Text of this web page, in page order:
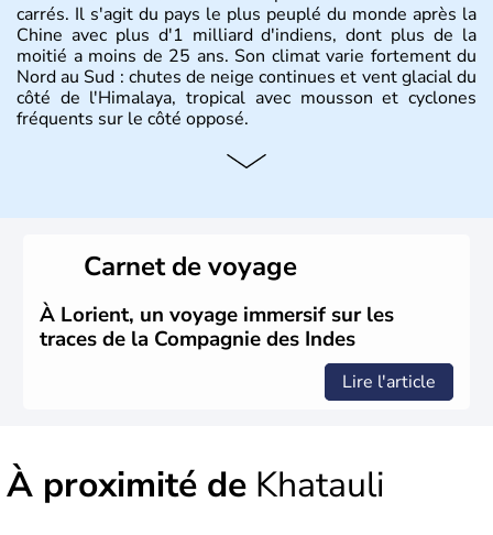
carrés. Il s'agit du pays le plus peuplé du monde après la
Chine avec plus d'1 milliard d'indiens, dont plus de la
moitié a moins de 25 ans. Son climat varie fortement du
Nord au Sud : chutes de neige continues et vent glacial du
côté de l'Himalaya, tropical avec mousson et cyclones
fréquents sur le côté opposé.
Histoire et administration
siècle, l'Inde reste sous la domination de l'empire
britannique jusqu'à l'obtention de son indépendance en
1947. Le Taj Mahal, mausolée construit par un empereur
en l'honneur de son épouse, a été édifié dans les années
1640 et est aujourd'hui considéré comme l'une des 7
Carnet de voyage
À Lorient, un voyage immersif sur les
traces de la Compagnie des Indes
Lire l'article
À proximité de Khatauli